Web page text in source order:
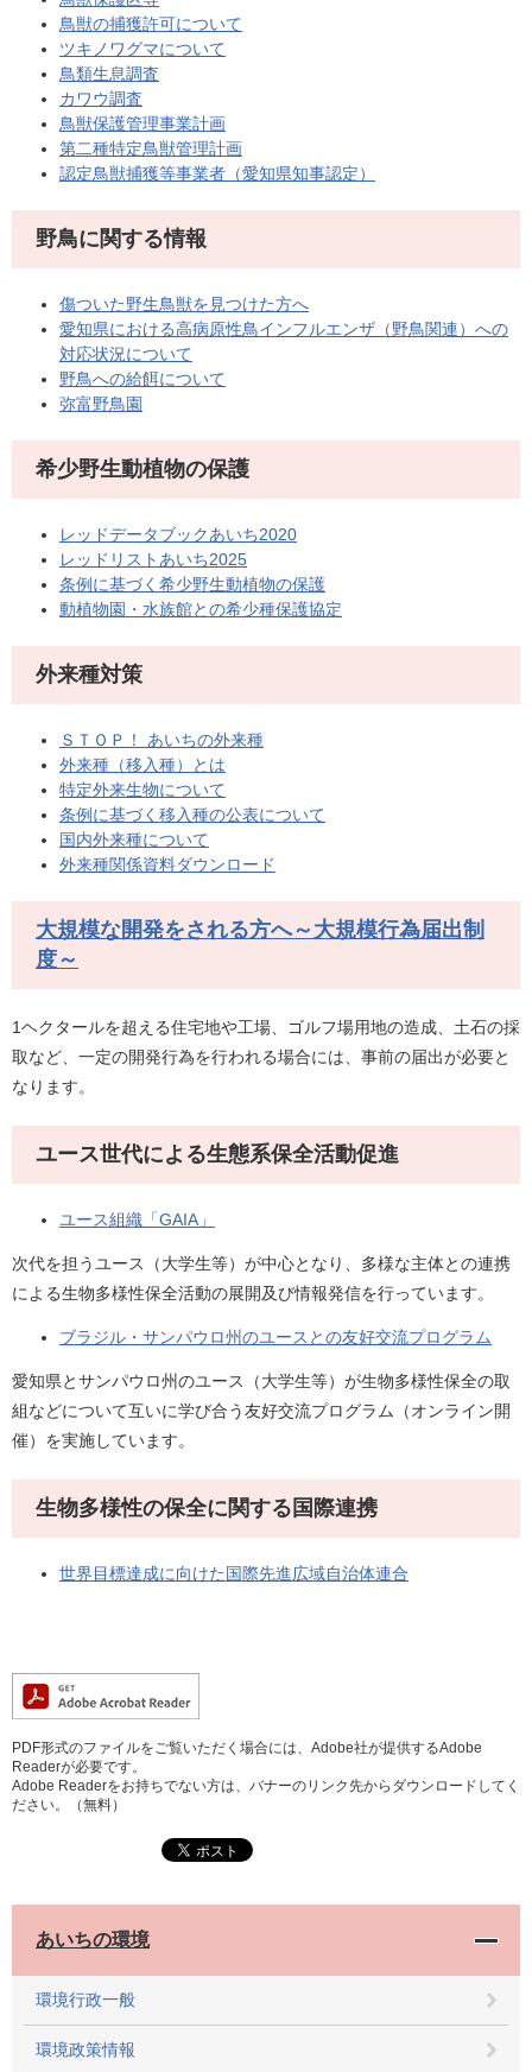
鳥獣の捕獲許可について
ツキノワグマについて
鳥類生息調査
カワウ調査
鳥獣保護管理事業計画
第二種特定鳥獣管理計画
認定鳥獣捕獲等事業者（愛知県知事認定）
野鳥に関する情報
傷ついた野生鳥獣を見つけた方へ
愛知県における高病原性鳥インフルエンザ（野鳥関連）への
対応状況について
野鳥への給餌について
弥富野鳥園
希少野生動植物の保護
レッドデータブックあいち2020
レッドリストあいち2025
条例に基づく希少野生動植物の保護
動植物園・水族館との希少種保護協定
外来種対策
ＳＴＯＰ！ あいちの外来種
外来種（移入種）とは
特定外来生物について
条例に基づく移入種の公表について
国内外来種について
外来種関係資料ダウンロード
大規模な開発をされる方へ～大規模行為届出制
度～
1ヘクタールを超える住宅地や工場、ゴルフ場用地の造成、土石の採
取など、一定の開発行為を行われる場合には、事前の届出が必要と
なります。
ユース世代による生態系保全活動促進
ユース組織「GAIA」
次代を担うユース（大学生等）が中心となり、多様な主体との連携
による生物多様性保全活動の展開及び情報発信を行っています。
ブラジル・サンパウロ州のユースとの友好交流プログラム
愛知県とサンパウロ州のユース（大学生等）が生物多様性保全の取
組などについて互いに学び合う友好交流プログラム（オンライン開
催）を実施しています。
生物多様性の保全に関する国際連携
世界目標達成に向けた国際先進広域自治体連合
PDF形式のファイルをご覧いただく場合には、Adobe社が提供するAdobe
Readerが必要です。
Adobe Readerをお持ちでない方は、バナーのリンク先からダウンロードしてく
ださい。（無料）
あいちの環境
環境行政一般
環境政策情報